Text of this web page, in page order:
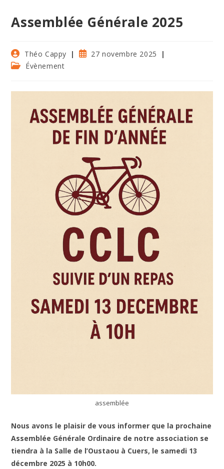
Assemblée Générale 2025
Auteur/autrice
de
Théo Cappy
Publication
27 novembre 2025
PostÉvènement
assemblée
Nous avons le plaisir de vous informer que la prochaine
Assemblée Générale Ordinaire de notre association se
tiendra à la Salle de l’Oustaou à Cuers, le samedi 13
décembre 2025 à 10h00.